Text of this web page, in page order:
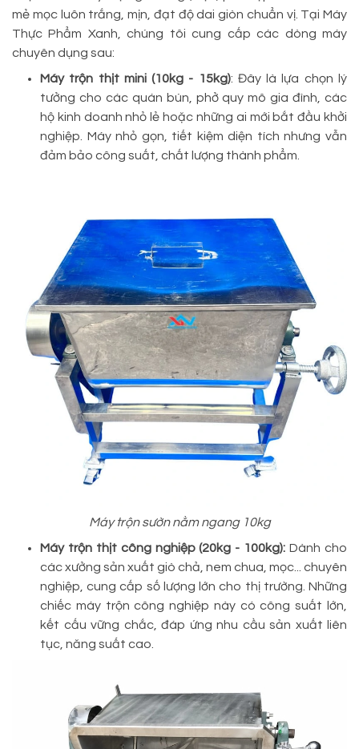
mẻ mọc luôn trắng, mịn, đạt độ dai giòn chuẩn vị. Tại Máy
Thực Phẩm Xanh, chúng tôi cung cấp các dòng máy
chuyên dụng sau:
Máy trộn thịt mini (10kg - 15kg): Đây là lựa chọn lý
tưởng cho các quán bún, phở quy mô gia đình, các
hộ kinh doanh nhỏ lẻ hoặc những ai mới bắt đầu khởi
nghiệp. Máy nhỏ gọn, tiết kiệm diện tích nhưng vẫn
đảm bảo công suất, chất lượng thành phẩm.
Máy trộn sườn nằm ngang 10kg
Máy trộn thịt công nghiệp (20kg - 100kg): Dành cho
các xưởng sản xuất giò chả, nem chua, mọc... chuyên
nghiệp, cung cấp số lượng lớn cho thị trường. Những
chiếc máy trộn công nghiệp này có công suất lớn,
kết cấu vững chắc, đáp ứng nhu cầu sản xuất liên
tục, năng suất cao.